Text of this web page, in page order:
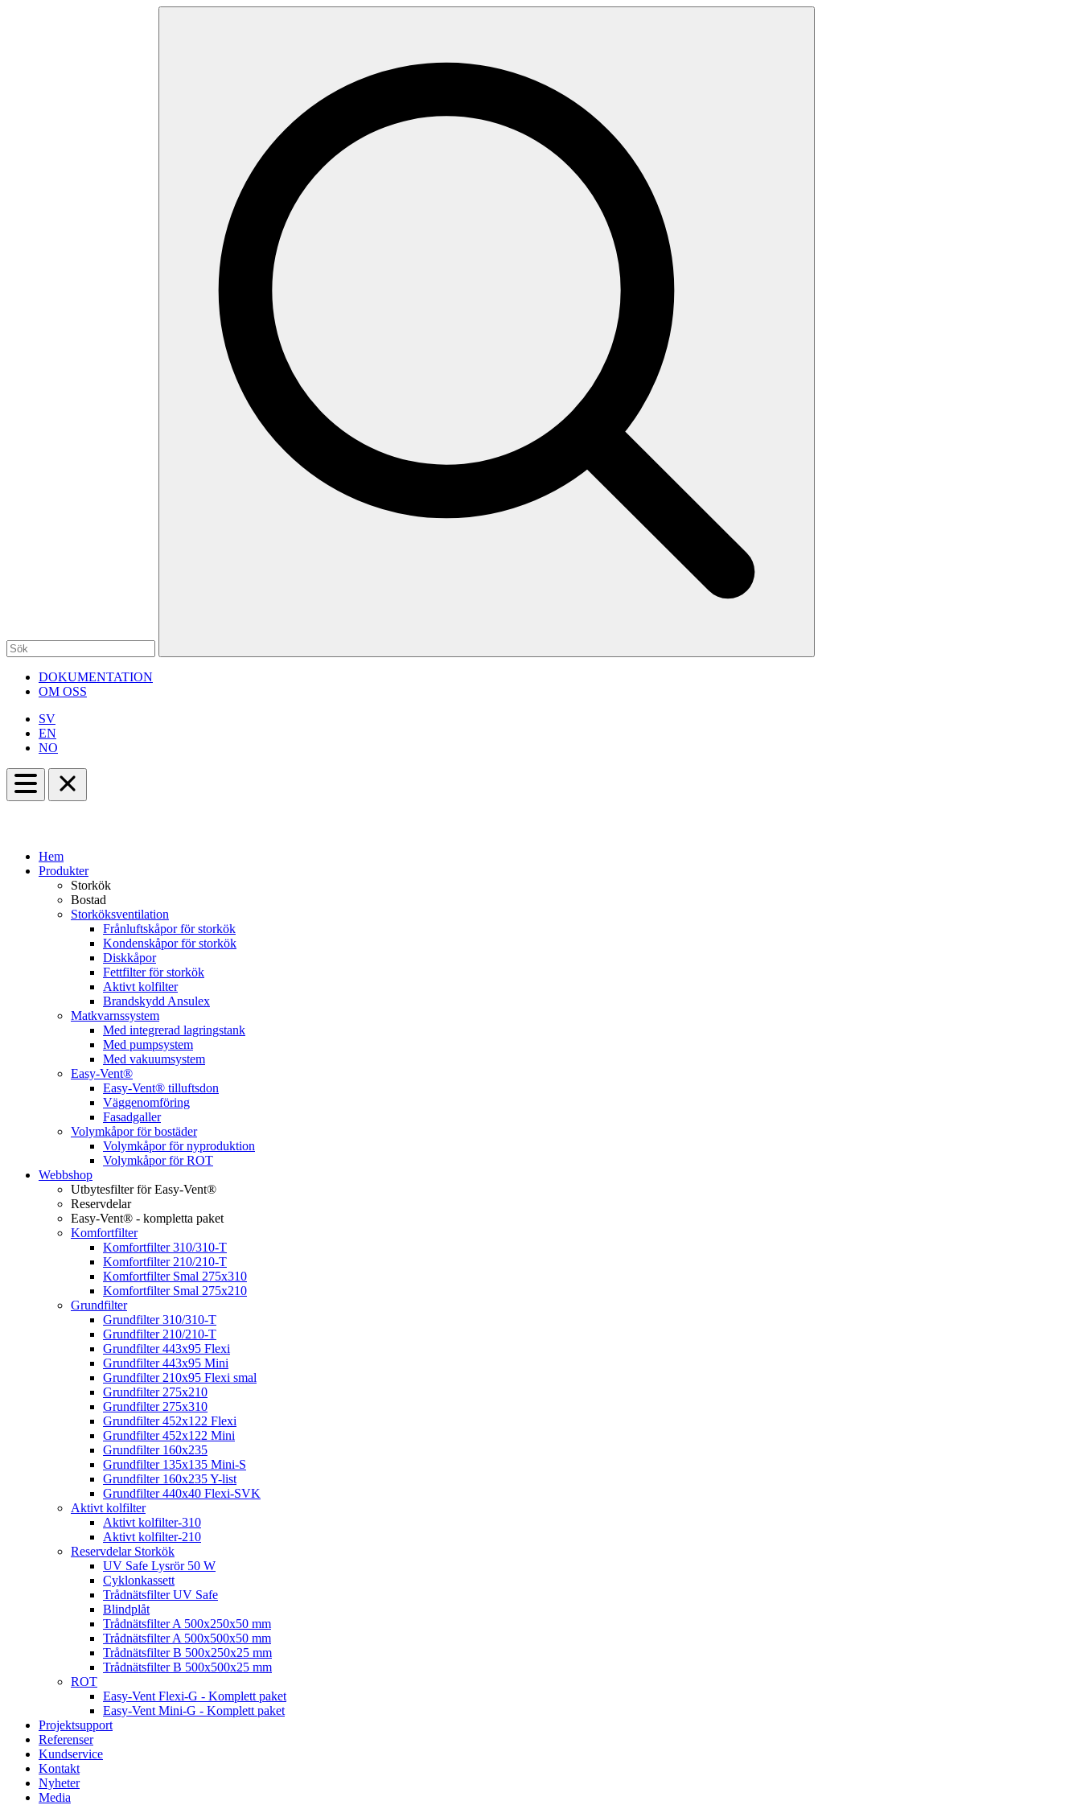
DOKUMENTATION
OM OSS
SV
EN
NO
Hem
Produkter
Storkök
Bostad
Storköksventilation
Frånluftskåpor för storkök
Kondenskåpor för storkök
Diskkåpor
Fettfilter för storkök
Aktivt kolfilter
Brandskydd Ansulex
Matkvarnssystem
Med integrerad lagringstank
Med pumpsystem
Med vakuumsystem
Easy-Vent®
Easy-Vent® tilluftsdon
Väggenomföring
Fasadgaller
Volymkåpor för bostäder
Volymkåpor för nyproduktion
Volymkåpor för ROT
Webbshop
Utbytesfilter för Easy-Vent®
Reservdelar
Easy-Vent® - kompletta paket
Komfortfilter
Komfortfilter 310/310-T
Komfortfilter 210/210-T
Komfortfilter Smal 275x310
Komfortfilter Smal 275x210
Grundfilter
Grundfilter 310/310-T
Grundfilter 210/210-T
Grundfilter 443x95 Flexi
Grundfilter 443x95 Mini
Grundfilter 210x95 Flexi smal
Grundfilter 275x210
Grundfilter 275x310
Grundfilter 452x122 Flexi
Grundfilter 452x122 Mini
Grundfilter 160x235
Grundfilter 135x135 Mini-S
Grundfilter 160x235 Y-list
Grundfilter 440x40 Flexi-SVK
Aktivt kolfilter
Aktivt kolfilter-310
Aktivt kolfilter-210
Reservdelar Storkök
UV Safe Lysrör 50 W
Cyklonkassett
Trådnätsfilter UV Safe
Blindplåt
Trådnätsfilter A 500x250x50 mm
Trådnätsfilter A 500x500x50 mm
Trådnätsfilter B 500x250x25 mm
Trådnätsfilter B 500x500x25 mm
ROT
Easy-Vent Flexi-G - Komplett paket
Easy-Vent Mini-G - Komplett paket
Projektsupport
Referenser
Kundservice
Kontakt
Nyheter
Media